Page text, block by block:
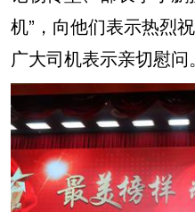
机”，向他们表示热烈
广大司机表示亲切慰问。